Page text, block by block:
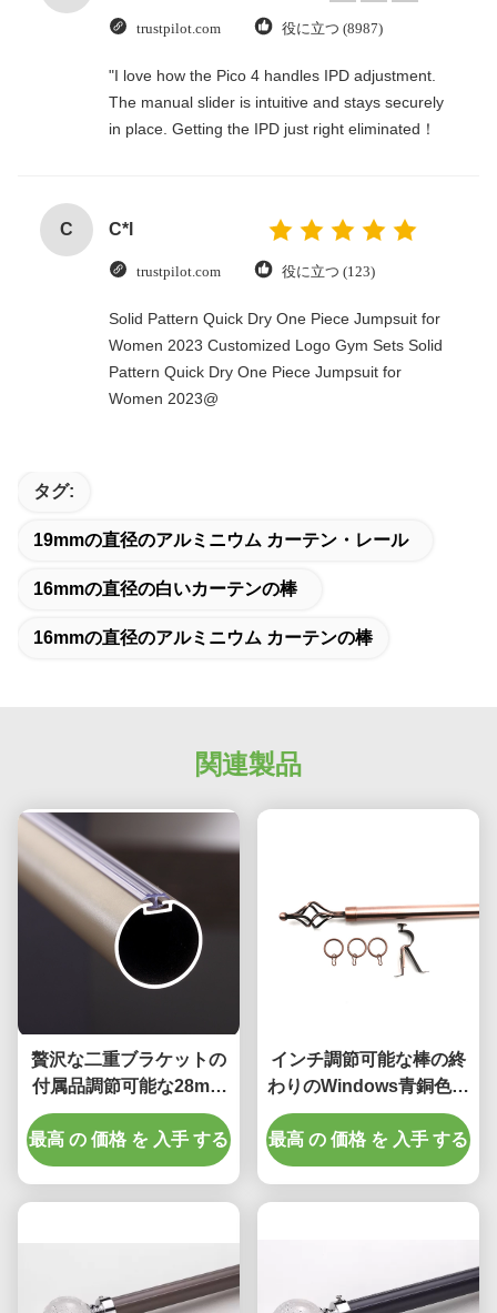
trustpilot.com 役に立つ (8987)
"I love how the Pico 4 handles IPD adjustment.
The manual slider is intuitive and stays securely
in place. Getting the IPD just right eliminated！
C C*l
trustpilot.com 役に立つ (123)
Solid Pattern Quick Dry One Piece Jumpsuit for
Women 2023 Customized Logo Gym Sets Solid
Pattern Quick Dry One Piece Jumpsuit for
Women 2023@
タグ:
19mmの直径のアルミニウム カーテン・レール
16mmの直径の白いカーテンの棒
16mmの直径のアルミニウム カーテンの棒
関連製品
贅沢な二重ブラケットの
付属品調節可能な28mm
のアルミ合金のカーテ
ン・レール
最高 の 価格 を 入手 する
インチ調節可能な棒の終
わりのWindows青銅色の
カーテン・レール28から
48
最高 の 価格 を 入手 する